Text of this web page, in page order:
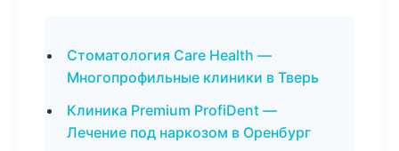
Стоматология Care Health —
Многопрофильные клиники в Тверь
Клиника Premium ProfiDent —
Лечение под наркозом в Оренбург